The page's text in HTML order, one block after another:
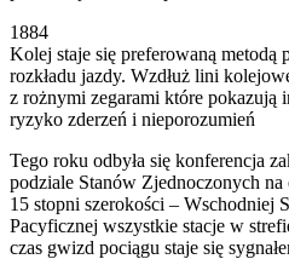
1884
Kolej staje się preferowaną metodą
rozkładu jazdy. Wzdłuż lini
z rożnymi zegarami które pokazują
ryzyko zderzeń i nieporozumień
Tego roku odbyła się konferencja
podziale Stanów Zjednoczonych
15 stopni szerokości – Wschodniej
Pacyficznej wszystkie stacje w
czas gwizd pociągu staje się